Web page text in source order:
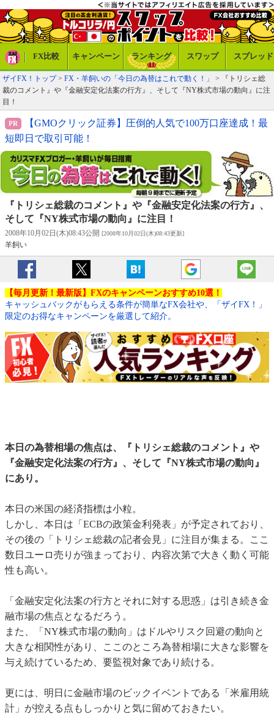
FX比較 キャンペーン ランキング スワップ スプレッド
ザイFX！トップ> FX・羊飼いの「今日の為替はこれで動く！」
> 『トリシェ総
裁のコメント』や『金融安定化法案の行方』、そして『NY株式市場の動向』に注
目！
【GMOクリック証券】圧倒的人気で100万口座達成！最
短即日で取引可能！
『トリシェ総裁のコメント』や『金融安定化法案の行方』、
そして『NY株式市場の動向』に注目！
2008年10月02日(木)08:43公開 [2008年10月02日(木)08:43更新]
羊飼い
【毎月更新！最新版】FXのキャンペーンおすすめ10選！
キャッシュバックがもらえる条件が簡単なFX会社や、「ザイFX！」
限定のお得なキャンペーンを厳選して紹介。
本日の為替相場の焦点は、『トリシェ総裁のコメント』や
『金融安定化法案の行方』、そして『NY株式市場の動向』
にあり。
本日の米国の経済指標は小粒。
しかし、本日は「ECBの政策金利発表」が予定されており、
その後の「トリシェ総裁の記者会見」に注目が集まる。ここ
数日ユーロ売りが強まっており、内容次第で大きく動く可能
性も高い。
「金融安定化法案の行方とそれに対する思惑」は引き続き金
融市場の焦点となるだろう。
また、「NY株式市場の動向」はドルやリスク回避の動向と
大きな相関性があり、ここのところ為替相場に大きな影響を
与え続けているため、要監視対象であり続ける。
更には、明日に金融市場のビックイベントである「米雇用統
計」が控える点もしっかりと気に留めておきたい。